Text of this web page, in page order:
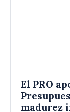
El PRO
madurez